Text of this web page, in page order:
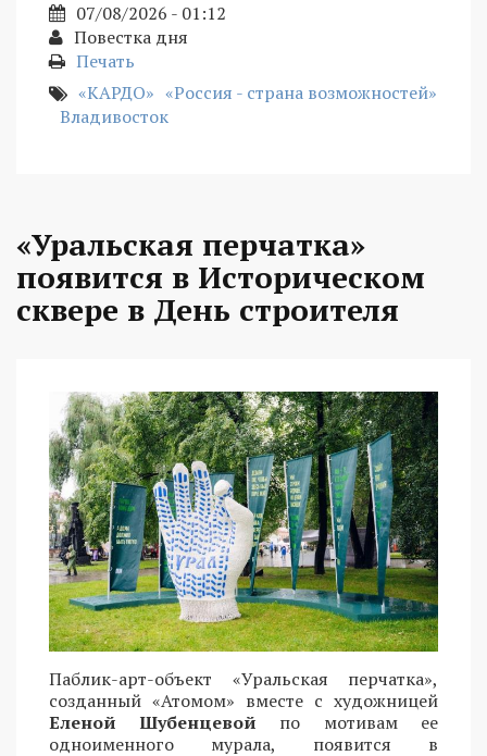
07/08/2026 - 01:12
Повестка дня
Печать
«КАРДО» «Россия - страна возможностей»
Владивосток
«Уральская перчатка»
появится в Историческом
сквере в День строителя
Паблик-арт-объект «Уральская перчатка»,
созданный «Атомом» вместе с художницей
Еленой Шубенцевой по мотивам ее
одноименного мурала, появится в